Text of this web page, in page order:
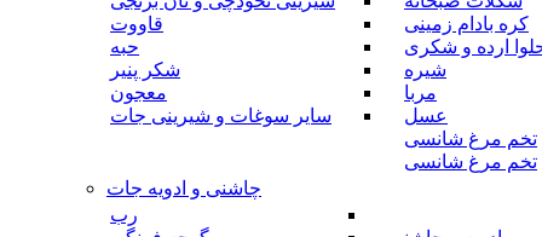
کره بادام زمینی
ارده و شکری
شیره
مربا
عسل
تخم مرغ شانسی
تخم مرغ شانسی
قاووت
حبه
شکر پنیر
معجون
سایر سوغات و شیرینی جات
چاشنی و ادویه جات
رب